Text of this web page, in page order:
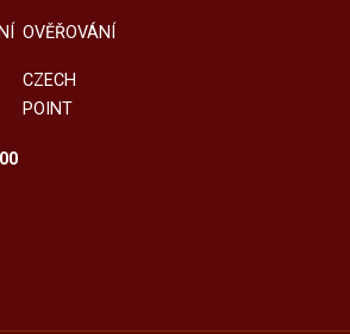
OVĚŘOVÁNÍ
CZECH
POINT